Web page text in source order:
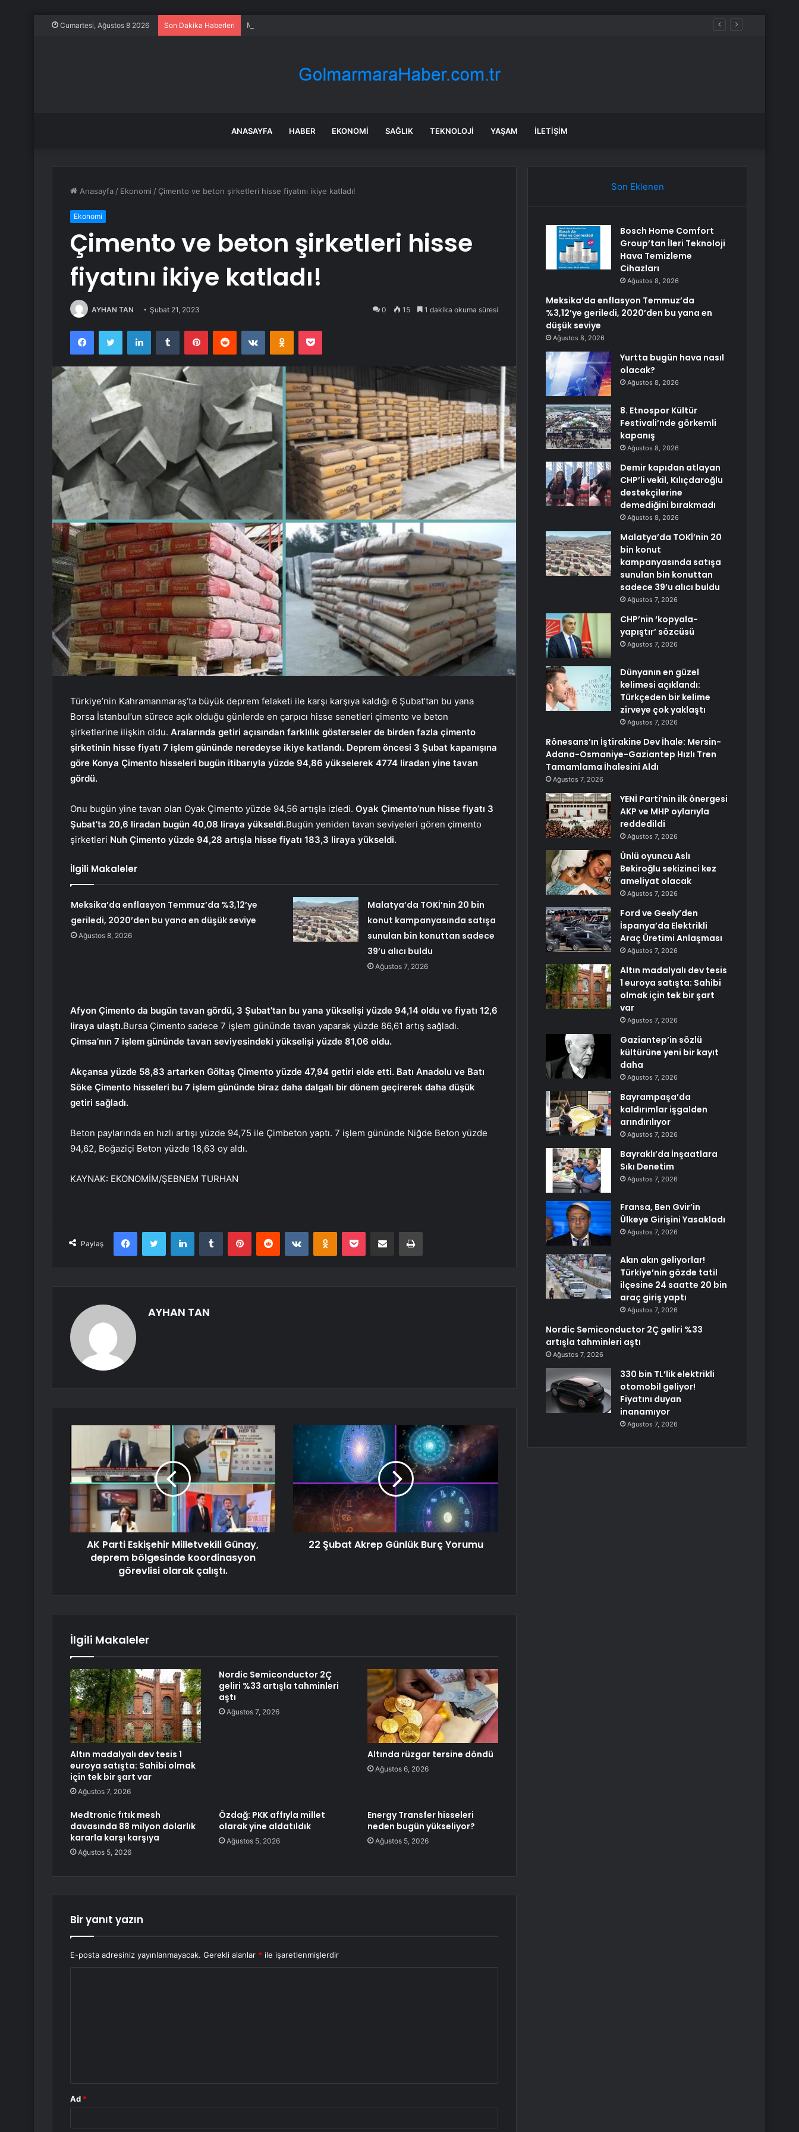
Cumartesi, Ağustos 8 2026 Son Dakika Haberleri Meksika’da enflasyon Temmuz’da %3,12’ye geriledi, 2020’den bu yana en düşük seviye
ANASAYFA HABER EKONOMI SAĞLIK TEKNOLOJI YAŞAM İLETIŞIM
Anasayfa / Ekonomi / Çimento ve beton şirketleri hisse fiyatını ikiye katladı!
Ekonomi
Çimento ve beton şirketleri hisse
fiyatını ikiye katladı!
AYHAN TAN Şubat 21, 2023 0 15 1 dakika okuma süresi
FacebookTwitter LinkedInTumblr PinterestReddit VKontakteOdnoklassniki
Pocket
Türkiye’nin Kahramanmaraş’ta büyük deprem felaketi ile karşı karşıya kaldığı 6 Şubat’tan bu yana
Borsa İstanbul’un sürece açık olduğu günlerde en çarpıcı hisse senetleri çimento ve beton
şirketlerine ilişkin oldu. Aralarında getiri açısından farklılık gösterseler de birden fazla çimento
şirketinin hisse fiyatı 7 işlem gününde neredeyse ikiye katlandı. Deprem öncesi 3 Şubat kapanışına
göre Konya Çimento hisseleri bugün itibarıyla yüzde 94,86 yükselerek 4774 liradan yine tavan
gördü.
Onu bugün yine tavan olan Oyak Çimento yüzde 94,56 artışla izledi. Oyak Çimento’nun hisse fiyatı 3
Şubat’ta 20,6 liradan bugün 40,08 liraya yükseldi.Bugün yeniden tavan seviyeleri gören çimento
şirketleri Nuh Çimento yüzde 94,28 artışla hisse fiyatı 183,3 liraya yükseldi.
İlgili Makaleler
Meksika’da enflasyon Temmuz’da %3,12’ye
geriledi, 2020’den bu yana en düşük seviye
Ağustos 8, 2026
Malatya’da TOKİ’nin 20 bin
konut kampanyasında satışa
sunulan bin konuttan sadece
39’u alıcı buldu
Ağustos 7, 2026
Afyon Çimento da bugün tavan gördü, 3 Şubat’tan bu yana yükselişi yüzde 94,14 oldu ve fiyatı 12,6
liraya ulaştı.Bursa Çimento sadece 7 işlem gününde tavan yaparak yüzde 86,61 artış sağladı.
Çimsa’nın 7 işlem gününde tavan seviyesindeki yükselişi yüzde 81,06 oldu.
Akçansa yüzde 58,83 artarken Göltaş Çimento yüzde 47,94 getiri elde etti. Batı Anadolu ve Batı
Söke Çimento hisseleri bu 7 işlem gününde biraz daha dalgalı bir dönem geçirerek daha düşük
getiri sağladı.
Beton paylarında en hızlı artışı yüzde 94,75 ile Çimbeton yaptı. 7 işlem gününde Niğde Beton yüzde
94,62, Boğaziçi Beton yüzde 18,63 oy aldı.
KAYNAK: EKONOMİM/ŞEBNEM TURHAN
Paylaş
FacebookTwitter LinkedInTumblr PinterestReddit VKontakteOdnoklassniki
Pocket E-Posta ile paylaş Yazdır
AYHAN TAN
AK Parti Eskişehir Milletvekili Günay,
deprem bölgesinde koordinasyon
görevlisi olarak çalıştı.
22 Şubat Akrep Günlük Burç Yorumu
İlgili Makaleler
Altın madalyalı dev tesis 1
euroya satışta: Sahibi olmak
için tek bir şart var
Ağustos 7, 2026
Nordic Semiconductor 2Ç
geliri %33 artışla tahminleri
aştı
Ağustos 7, 2026
Altında rüzgar tersine döndü
Ağustos 6, 2026
Medtronic fıtık mesh
davasında 88 milyon dolarlık
kararla karşı karşıya
Ağustos 5, 2026
Özdağ: PKK affıyla millet
olarak yine aldatıldık
Ağustos 5, 2026
Energy Transfer hisseleri
neden bugün yükseliyor?
Ağustos 5, 2026
Bir yanıt yazın
E-posta adresiniz yayınlanmayacak. Gerekli alanlar * ile işaretlenmişlerdir
Ad *
Son Eklenen
Bosch Home Comfort
Group’tan İleri Teknoloji
Hava Temizleme
Cihazları
Ağustos 8, 2026
Meksika’da enflasyon Temmuz’da
%3,12’ye geriledi, 2020’den bu yana en
düşük seviye
Ağustos 8, 2026
Yurtta bugün hava nasıl
olacak?
Ağustos 8, 2026
8. Etnospor Kültür
Festivali’nde görkemli
kapanış
Ağustos 8, 2026
Demir kapıdan atlayan
CHP’li vekil, Kılıçdaroğlu
destekçilerine
demediğini bırakmadı
Ağustos 8, 2026
Malatya’da TOKİ’nin 20
bin konut
kampanyasında satışa
sunulan bin konuttan
sadece 39’u alıcı buldu
Ağustos 7, 2026
CHP’nin ‘kopyala-
yapıştır’ sözcüsü
Ağustos 7, 2026
Dünyanın en güzel
kelimesi açıklandı:
Türkçeden bir kelime
zirveye çok yaklaştı
Ağustos 7, 2026
Rönesans’ın İştirakine Dev İhale: Mersin-
Adana-Osmaniye-Gaziantep Hızlı Tren
Tamamlama İhalesini Aldı
Ağustos 7, 2026
YENİ Parti’nin ilk önergesi
AKP ve MHP oylarıyla
reddedildi
Ağustos 7, 2026
Ünlü oyuncu Aslı
Bekiroğlu sekizinci kez
ameliyat olacak
Ağustos 7, 2026
Ford ve Geely’den
İspanya’da Elektrikli
Araç Üretimi Anlaşması
Ağustos 7, 2026
Altın madalyalı dev tesis
1 euroya satışta: Sahibi
olmak için tek bir şart
var
Ağustos 7, 2026
Gaziantep’in sözlü
kültürüne yeni bir kayıt
daha
Ağustos 7, 2026
Bayrampaşa’da
kaldırımlar işgalden
arındırılıyor
Ağustos 7, 2026
Bayraklı’da İnşaatlara
Sıkı Denetim
Ağustos 7, 2026
Fransa, Ben Gvir’in
Ülkeye Girişini Yasakladı
Ağustos 7, 2026
Akın akın geliyorlar!
Türkiye’nin gözde tatil
ilçesine 24 saatte 20 bin
araç giriş yaptı
Ağustos 7, 2026
Nordic Semiconductor 2Ç geliri %33
artışla tahminleri aştı
Ağustos 7, 2026
330 bin TL’lik elektrikli
otomobil geliyor!
Fiyatını duyan
inanamıyor
Ağustos 7, 2026